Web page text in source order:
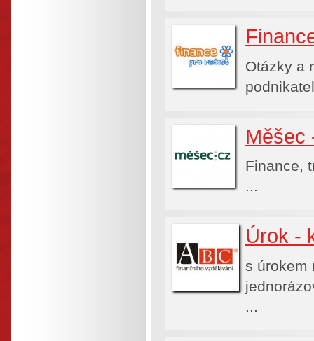
Otázky a
Měšec
Finance,
...
Úrok -
s úrokem
...